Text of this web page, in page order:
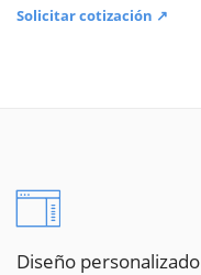
Solicitar cotización ↗
Diseño personalizado